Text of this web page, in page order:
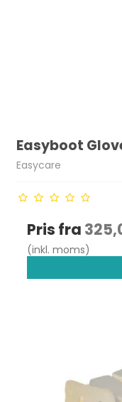
Easyboot
Easycare
Pris fra
(inkl. moms)